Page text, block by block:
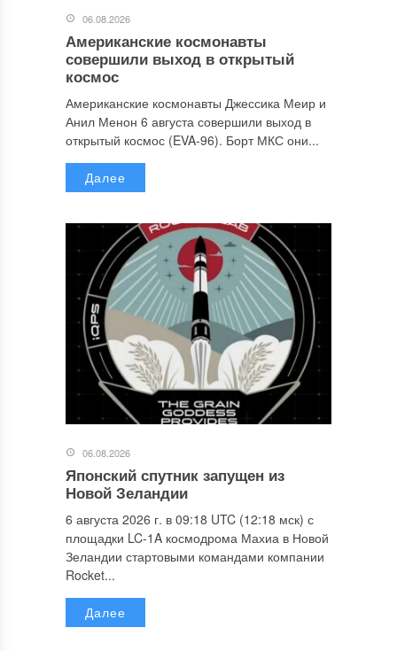
06.08.2026
Американские космонавты
совершили выход в открытый
космос
Американские космонавты Джессика Меир и
Анил Менон 6 августа совершили выход в
открытый космос (EVA-96). Борт МКС они...
Далее
06.08.2026
Японский спутник запущен из
Новой Зеландии
6 августа 2026 г. в 09:18 UTC (12:18 мск) с
площадки LC-1A космодрома Махиа в Новой
Зеландии стартовыми командами компании
Rocket...
Далее